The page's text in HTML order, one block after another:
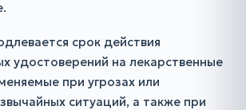
срок действия
удостоверений на лекарственные
при угрозах или
ситуаций, а также при